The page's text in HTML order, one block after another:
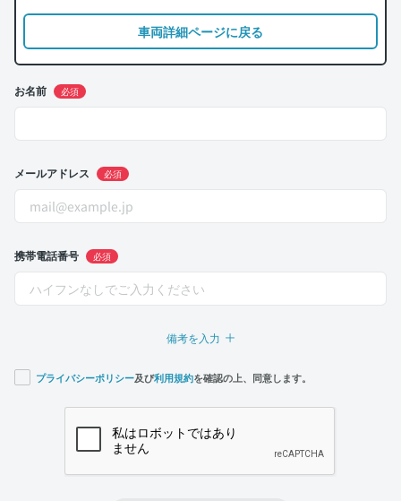
車両詳細ページに戻る
お名前 必須
メールアドレス 必須
携帯電話番号 必須
備考を入力
プライバシーポリシー及び利用規約を確認の上、同意します。